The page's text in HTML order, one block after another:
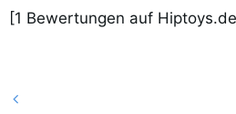
[1 Bewertungen auf